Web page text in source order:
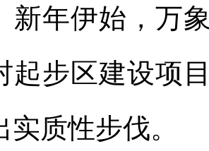
伊始，万象
起步区建设项
实质性步伐。